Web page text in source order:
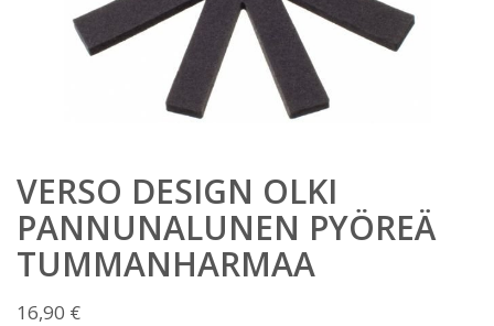
VERSO DESIGN OLKI
PANNUNALUNEN PYÖREÄ
TUMMANHARMAA
16,90 €